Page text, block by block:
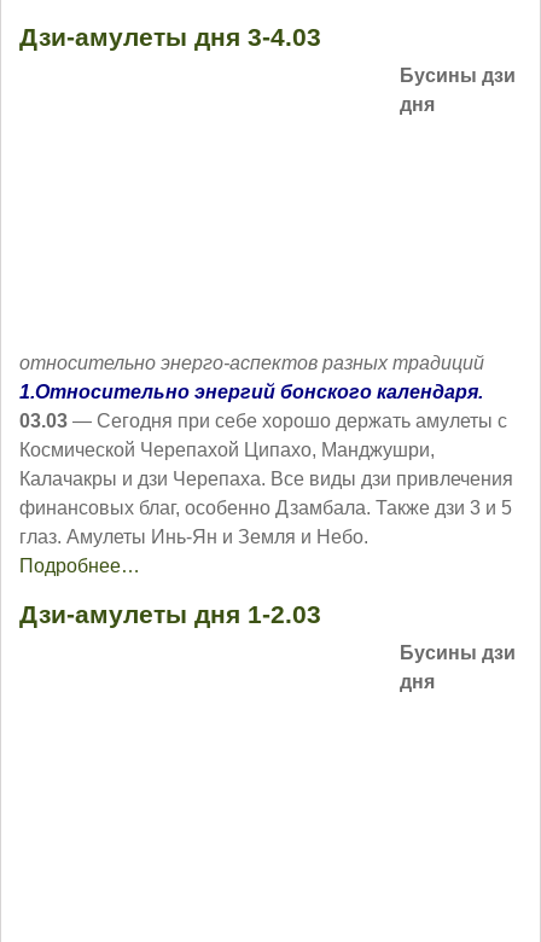
Дзи-амулеты дня 3-4.03
Бусины дзи
дня
относительно энерго-аспектов разных традиций
1.Относительно энергий бонского календаря.
03.03 — Сегодня при себе хорошо держать амулеты с
Космической Черепахой Ципахо, Манджушри,
Калачакры и дзи Черепаха. Все виды дзи привлечения
финансовых благ, особенно Дзамбала. Также дзи 3 и 5
глаз. Амулеты Инь-Ян и Земля и Небо.
Подробнее…
Дзи-амулеты дня 1-2.03
Бусины дзи
дня